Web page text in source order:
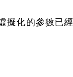
擬化的參數已